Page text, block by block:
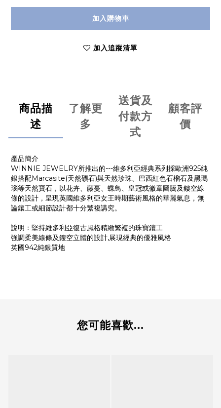
加入購物車
加入追蹤清單
商品描
述
了解更
多
送貨及
付款方
式
顧客評
價
產品簡介
WINNIE JEWELRY所推出的---維多利亞經典系列採歐洲925純
銀搭配Marcasite(天然礦石)與天然珍珠、巴西紅色石榴石及黑瑪
瑙等天然寶石，以花卉、藤蔓、蝶鳥、皇冠或徽章圖騰及鏤空線
條的設計，呈現英國維多利亞女王時期藝術風格的華麗氣息，無
論鑲工或細節設計都十分繁複講究。
說明：堅持維多利亞復古風格精緻繁複的珠寶鑲工
強調柔美線條及鏤空立體的設計,展現經典的優雅風格
英國942純銀質地
您可能喜歡...